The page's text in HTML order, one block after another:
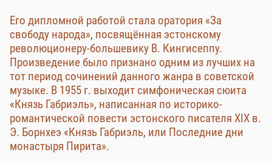
Его дипломной работой стала оратория «За
свободу народа», посвящённая эстонскому
революционеру-большевику В. Кингисеппу.
Произведение было признано одним из лучших на
тот период сочинений данного жанра в советской
музыке. В 1955 г. выходит симфоническая сюита
«Князь Габриэль», написанная по историко-
романтической повести эстонского писателя XIX в.
Э. Борнхеэ «Князь Габриэль, или Последние дни
монастыря Пирита».